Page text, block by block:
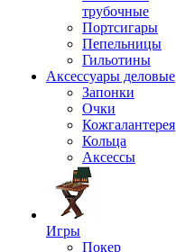
трубочные
Портсигары
Пепельницы
Гильотины
Аксессуары деловые
Запонки
Очки
Кожгалантерея
Кольца
Аксессы
Игры
Покер